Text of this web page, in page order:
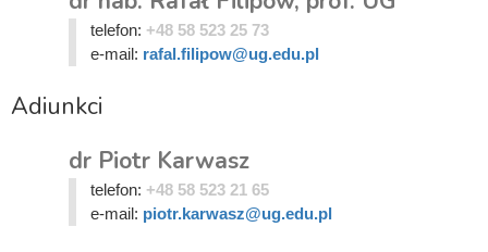
telefon: +48 58 523 25 73
e-mail: rafal.filipow@ug.edu.pl
Adiunkci
dr Piotr Karwasz
telefon: +48 58 523 21 65
e-mail: piotr.karwasz@ug.edu.pl